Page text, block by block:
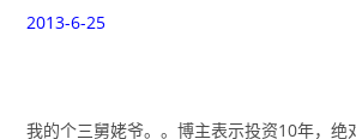
2013-6-25
我的个三舅姥爷。。博主表示投资10年，绝